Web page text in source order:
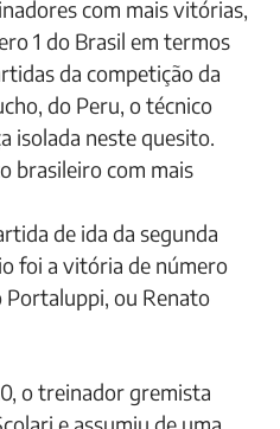
mais vitoriosos na
Images)
com mais vitórias,
1 do Brasil em termos
da competição da
do Peru, o técnico
isolada neste quesito.
brasileiro com mais
de ida da segunda
foi a vitória de número